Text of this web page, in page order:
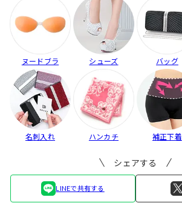
ヌードブラ シューズ バッグ
名刺入れ ハンカチ 補正下着
シェアする
LINEで共有する